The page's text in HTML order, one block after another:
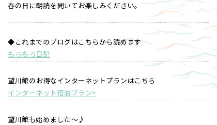
春の日に朗読を聞いてお楽しみください。
◆これまでのブログはこちらから読めます
もろもろ日記
望川館のお得なインターネットプランはこちら
インターネット宿泊プラン>
望川館も始めました～♪